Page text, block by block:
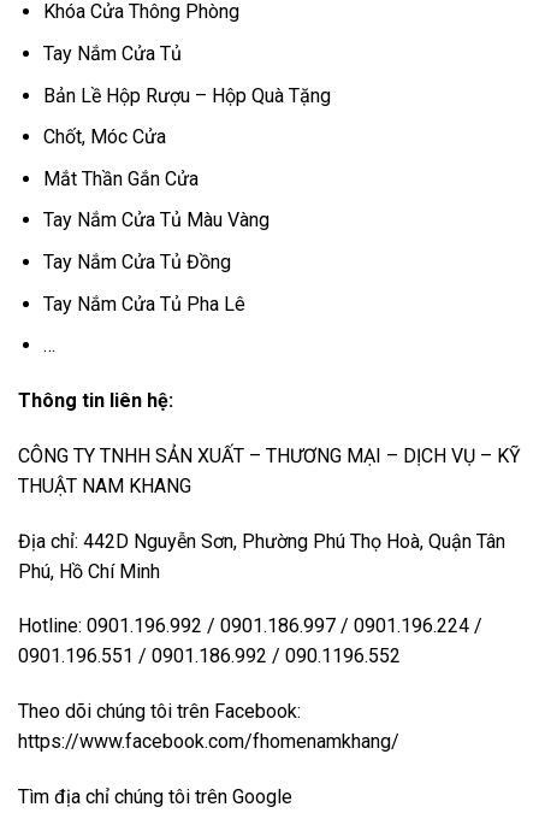
Khóa Cửa Thông Phòng
Tay Nắm Cửa Tủ
Bản Lề Hộp Rượu – Hộp Quà Tặng
Chốt, Móc Cửa
Mắt Thần Gắn Cửa
Tay Nắm Cửa Tủ Màu Vàng
Tay Nắm Cửa Tủ Đồng
Tay Nắm Cửa Tủ Pha Lê
…
Thông tin liên hệ:
CÔNG TY TNHH SẢN XUẤT – THƯƠNG MẠI – DỊCH VỤ – KỸ
THUẬT NAM KHANG
Địa chỉ: 442D Nguyễn Sơn, Phường Phú Thọ Hoà, Quận Tân
Phú, Hồ Chí Minh
Hotline: 0901.196.992 / 0901.186.997 / 0901.196.224 /
0901.196.551 / 0901.186.992 / 090.1196.552
Theo dõi chúng tôi trên Facebook:
https://www.facebook.com/fhomenamkhang/
Tìm địa chỉ chúng tôi trên Google